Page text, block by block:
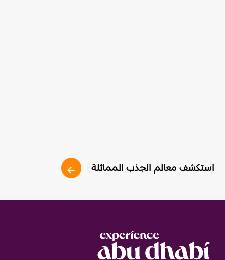
استكشف معالم الجذب المماثلة